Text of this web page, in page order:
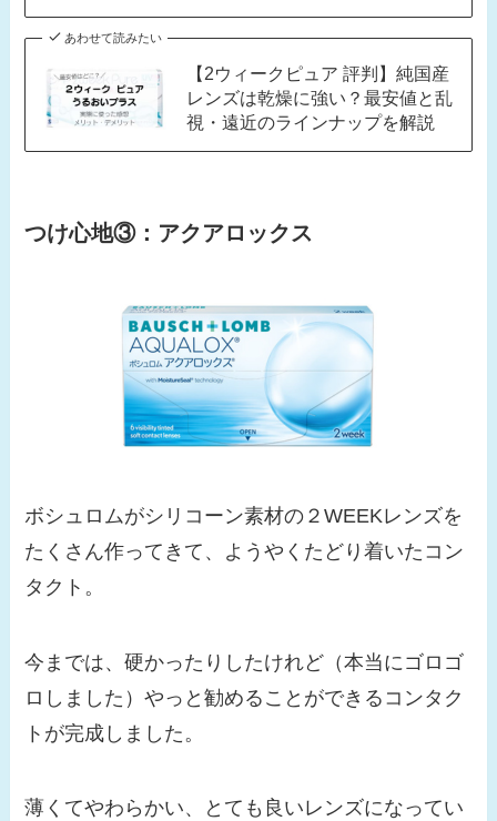
あわせて読みたい
【2ウィークピュア 評判】純国産
レンズは乾燥に強い？最安値と乱
視・遠近のラインナップを解説
つけ心地③： アクアロックス
ボシュロムがシリコーン素材の２WEEKレンズを
たくさん作ってきて、ようやくたどり着いたコン
タクト。
今までは、硬かったりしたけれど（本当にゴロゴ
ロしました）やっと勧めることができるコンタク
トが完成しました。
薄くてやわらかい、とても良いレンズになってい